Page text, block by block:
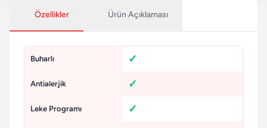
Özellikler Ürün Açıklaması
Buharlı
Antialerjik
Leke Programı